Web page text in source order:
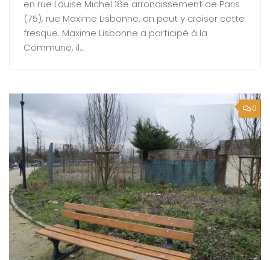
en rue Louise Michel 18e arrondissement de Paris
(75), rue Maxime Lisbonne, on peut y croiser cette
fresque. Maxime Lisbonne a participé à la
Commune, il...
0